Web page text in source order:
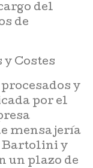
del
de
Costes
y
por el
mensajería
Bartolini y
un plazo de